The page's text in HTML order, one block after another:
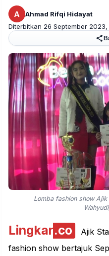
A
Ahmad Rifqi Hidayat
Diterbitkan 26 September
Lomba fashion show
Lingkar.co Ajik
fashion show bertajuk